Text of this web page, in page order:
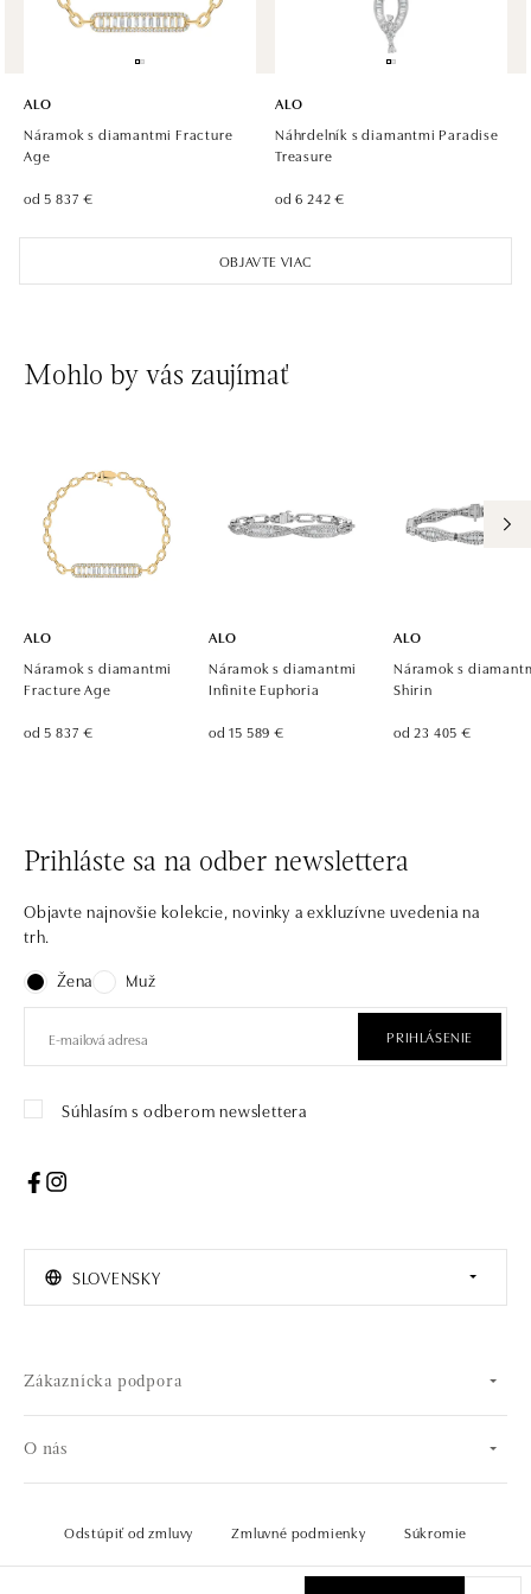
OBJAVTE VIAC
ALO
Náramok s diamantmi Fracture
Age
od 5 837 €
ALO
Náhrdelník s diamantmi Paradise
Treasure
od 6 242 €
Mohlo by vás zaujímať
ALO
Náramok s diamantmi
Fracture Age
od 5 837 €
ALO
Náramok s diamantmi
Infinite Euphoria
od 15 589 €
ALO
Náramok s
Shirin
od 23 405 €
Prihláste sa na odber newslettera
Objavte najnovšie kolekcie, novinky a exkluzívne uvedenia na
trh.
Žena
Muž
PRIHLÁSENIE
Súhlasím s odberom newslettera
SLOVENSKY
Zákaznícka podpora
O nás
© 2026 OLA online s.r.o.. Všetky práva vyhradené..
Odstúpiť od zmluvy Zmluvné podmienky Súkromie